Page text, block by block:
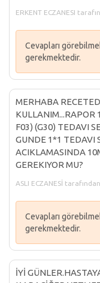
ERKENT ECZANESI
Cevapları
gerekmektedir.
MERHABA
KULLANIM...RAPOR
F03) (G30) TEDAVI
GUNDE 1*1 TEDAVI
ACIKLAMASINDA
GEREKIYOR MU?
ASLI ECZANESİ
Cevapları
gerekmektedir.
İYİ